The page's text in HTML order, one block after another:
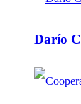
Darío